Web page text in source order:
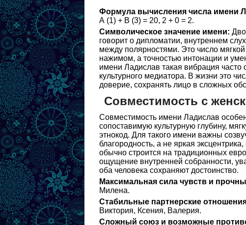
Формула вычисления числа имени
А (1) + В (3) = 20, 2 + 0 = 2.
Символическое значение имени:
говорит о дипломатии, внутреннем
между полярностями. Это число
нажимом, а точностью интонации и
имени Ладислав такая вибрация часто
культурного медиатора. В жизни это
доверие, сохранять лицо в сложных
Совместимость с
Совместимость имени Ладислав
сопоставимую культурную глубину,
этнокод. Для такого имени важны
благородность, а не яркая
обычно строится на традиционных
ощущение внутренней собранности,
оба человека сохраняют достоинство.
Максимальная сила чувств и
Милена.
Стабильные партнерские
Виктория, Ксения, Валерия.
Сложный союз и возможные